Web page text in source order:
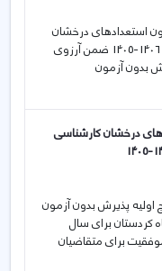
آزمون استعدادهای درخشان
مقطع دکتری دانشگاه کردستان سال تحصیلی 1406-1405 ضمن آرزوی
بدون آزمون
درخشان کارشناسی
اعلام نتایج اولیه پذیرش بدون آزمون
کردستان برای سال
و موفقیت برای متقاضیان